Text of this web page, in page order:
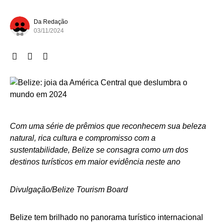
Da Redação
03/11/2024
Com uma série de prêmios que reconhecem sua beleza
natural, rica cultura e compromisso com a
sustentabilidade, Belize se consagra como um dos
destinos turísticos em maior evidência neste ano
Divulgação/Belize Tourism Board
Belize tem brilhado no panorama turístico internacional